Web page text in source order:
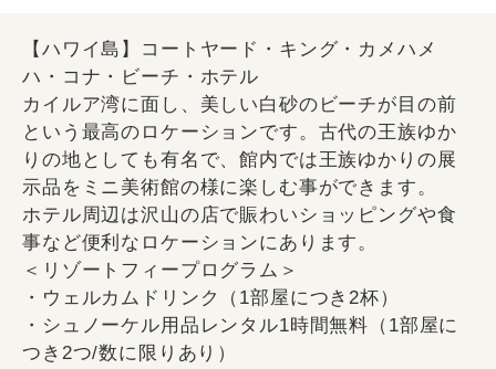
【ハワイ島】コートヤード・キング・カメハメ
ハ・コナ・ビーチ・ホテル
カイルア湾に面し、美しい白砂のビーチが目の前
という最高のロケーションです。古代の王族ゆか
りの地としても有名で、館内では王族ゆかりの展
示品をミニ美術館の様に楽しむ事ができます。
ホテル周辺は沢山の店で賑わいショッピングや食
事など便利なロケーションにあります。
＜リゾートフィープログラム＞
・ウェルカムドリンク（1部屋につき2杯）
・シュノーケル用品レンタル1時間無料（1部屋に
つき2つ/数に限りあり）